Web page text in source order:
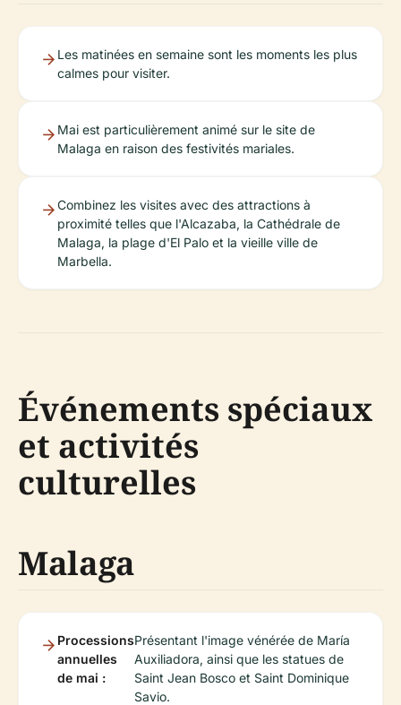
Les matinées en semaine sont les moments les plus
calmes pour visiter.
Mai est particulièrement animé sur le site de
Malaga en raison des festivités mariales.
Combinez les visites avec des attractions à
proximité telles que l'Alcazaba, la Cathédrale de
Malaga, la plage d'El Palo et la vieille ville de
Marbella.
Événements spéciaux
et activités
culturelles
Malaga
Processions
annuelles
de mai :
Présentant l'image vénérée de María
Auxiliadora, ainsi que les statues de
Saint Jean Bosco et Saint Dominique
Savio.